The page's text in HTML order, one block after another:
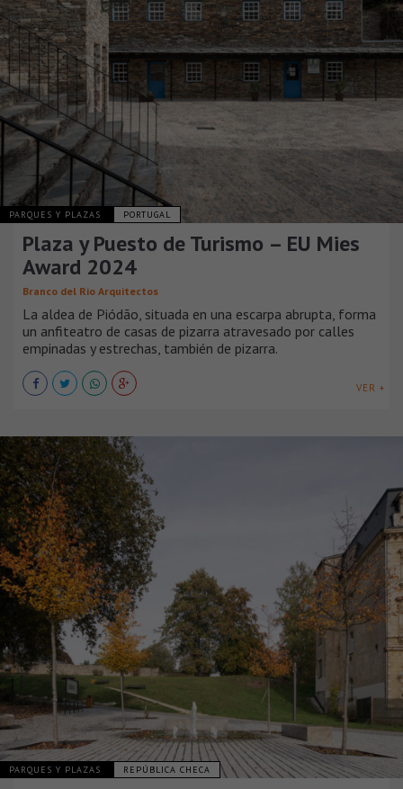
PARQUES Y PLAZAS PORTUGAL
Plaza y Puesto de Turismo – EU Mies
Award 2024
Branco del Rio Arquitectos
La aldea de Piódão, situada en una escarpa abrupta, forma
un anfiteatro de casas de pizarra atravesado por calles
empinadas y estrechas, también de pizarra.
VER +
PARQUES Y PLAZAS REPÚBLICA CHECA